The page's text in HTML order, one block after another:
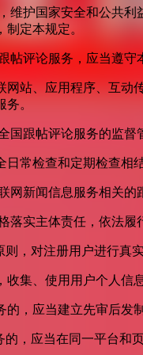
维护国家安全和公共
定本规定。
帖评论服务，应当遵守
站、应用程序、互动
。
国跟帖评论服务的监
日常检查和定期检查
网新闻信息服务相关
落实主体责任，依法履
则，对注册用户进行
收集、使用用户个人
的，应当建立先审后发制
的，应当在同一平台和